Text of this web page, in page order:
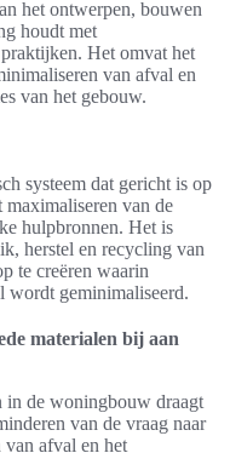
het ontwerpen, bouwen
houdt met
Het omvat het
van afval en
van het gebouw.
systeem dat gericht is op
van de
hulpbronnen. Het is
herstel en recycling van
te creëren waarin
wordt geminimaliseerd.
materialen bij aan
in de woningbouw draagt
van de vraag naar
afval en het